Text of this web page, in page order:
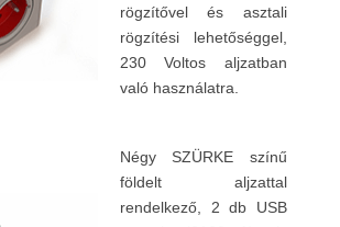
rögzítővel és asztali
rögzítési lehetőséggel,
230 Voltos aljzatban
való használatra.
Négy SZÜRKE színű
földelt aljzattal
rendelkező, 2 db USB